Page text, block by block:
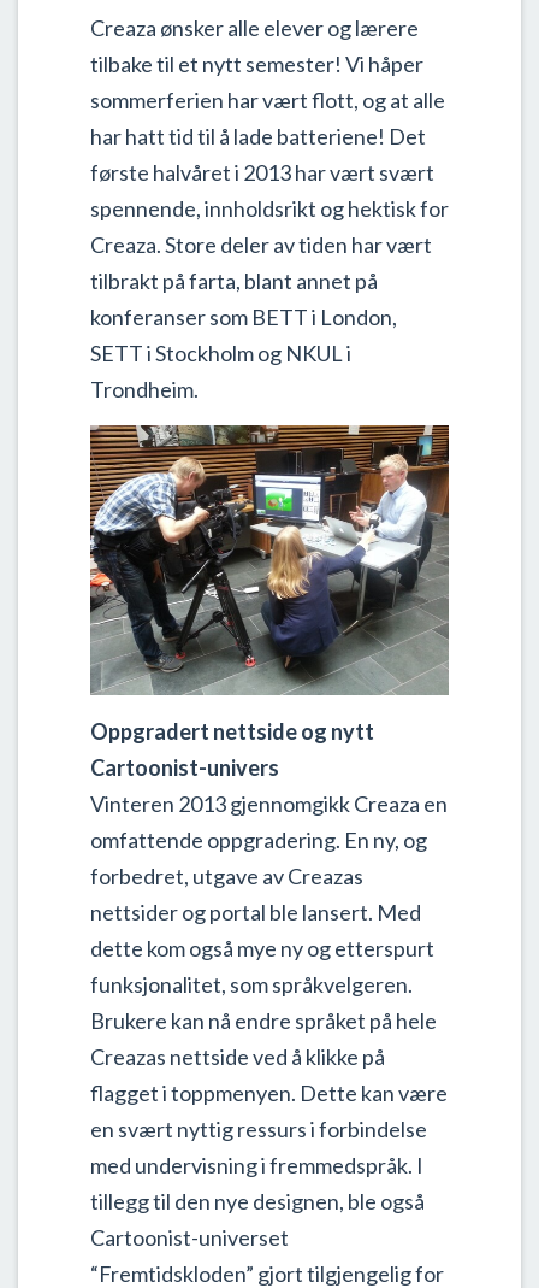
Creaza ønsker alle elever og lærere
tilbake til et nytt semester! Vi håper
sommerferien har vært flott, og at alle
har hatt tid til å lade batteriene! Det
første halvåret i 2013 har vært svært
spennende, innholdsrikt og hektisk for
Creaza. Store deler av tiden har vært
tilbrakt på farta, blant annet på
konferanser som BETT i London,
SETT i Stockholm og NKUL i
Trondheim.
Oppgradert nettside og nytt
Cartoonist-univers
Vinteren 2013 gjennomgikk Creaza en
omfattende oppgradering. En ny, og
forbedret, utgave av Creazas
nettsider og portal ble lansert. Med
dette kom også mye ny og etterspurt
funksjonalitet, som språkvelgeren.
Brukere kan nå endre språket på hele
Creazas nettside ved å klikke på
flagget i toppmenyen. Dette kan være
en svært nyttig ressurs i forbindelse
med undervisning i fremmedspråk. I
tillegg til den nye designen, ble også
Cartoonist-universet
“Fremtidskloden” gjort tilgjengelig for